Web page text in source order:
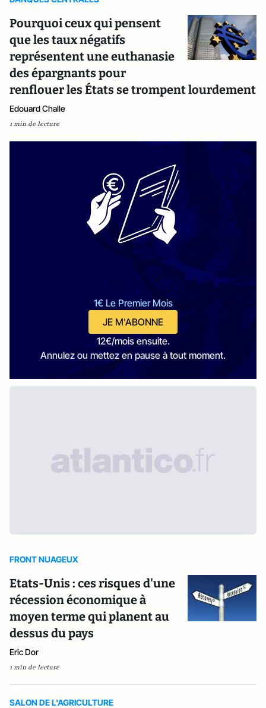
Pourquoi ceux qui pensent
que les taux négatifs
représentent une euthanasie
des épargnants pour
renflouer les États se trompent lourdement
Edouard Challe
1 min de lecture
1€ Le Premier Mois
JE M'ABONNE
12€/mois ensuite.
Annulez ou mettez en pause à tout moment.
FRONT NUAGEUX
Etats-Unis : ces risques d'une
récession économique à
moyen terme qui planent au
dessus du pays
Eric Dor
1 min de lecture
SALON DE L'AGRICULTURE